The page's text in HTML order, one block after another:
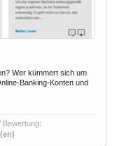
Wer kümmert sich um
Banking-Konten und
Bewertung: